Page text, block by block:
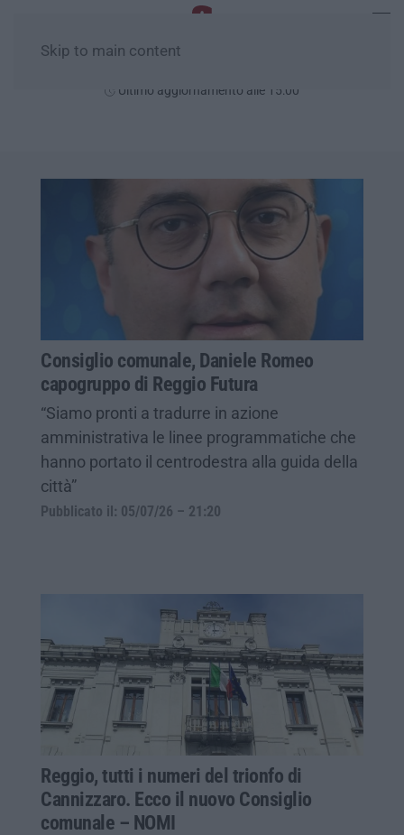
Skip to main content
Ultimo aggiornamento alle 15:00
Consiglio comunale, Daniele Romeo
capogruppo di Reggio Futura
“Siamo pronti a tradurre in azione
amministrativa le linee programmatiche che
hanno portato il centrodestra alla guida della
città”
Pubblicato il: 05/07/26 – 21:20
Reggio, tutti i numeri del trionfo di
Cannizzaro. Ecco il nuovo Consiglio
comunale – NOMI